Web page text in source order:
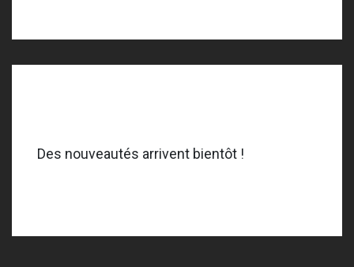
Des nouveautés arrivent bientôt !